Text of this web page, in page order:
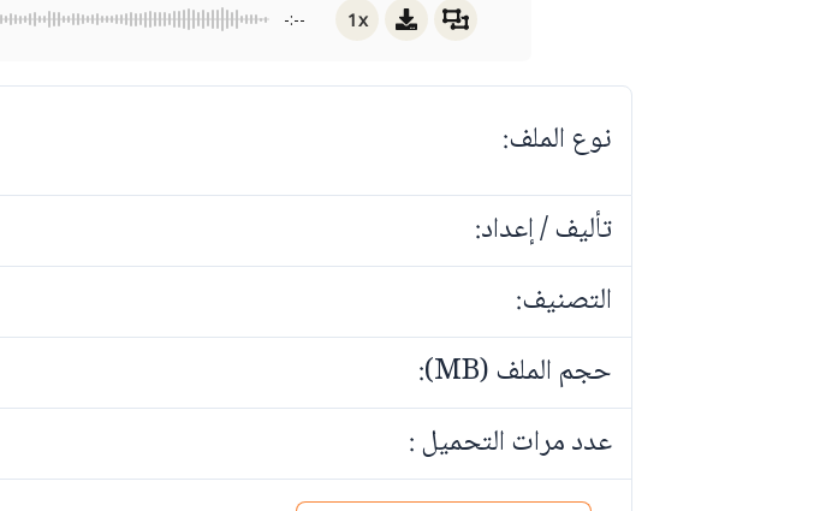
-:-- 1x
نوع الملف:
تأليف / إعداد:
التصنيف:
حجم الملف (MB):
عدد مرات التحميل :